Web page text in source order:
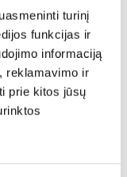
turinį
funkcijas ir
informaciją
reklamavimo ir
prie kitos jūsų